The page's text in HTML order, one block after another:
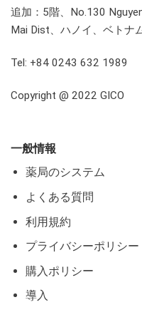
追加：5階、No.130
Mai Dist、ハノイ、ベトナ
Tel: +84 0243 632 1989
Copyright @ 2022 GICO
一般情報
薬局のシステム
よくある質問
利用規約
プライバシーポリシー
購入ポリシー
導入